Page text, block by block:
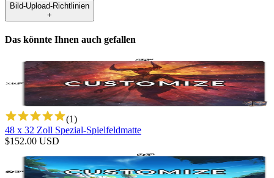
Bild-Upload-Richtlinien
+
Das könnte Ihnen auch gefallen
(1)
48 x 32 Zoll Spezial-Spielfeldmatte
$152.00 USD